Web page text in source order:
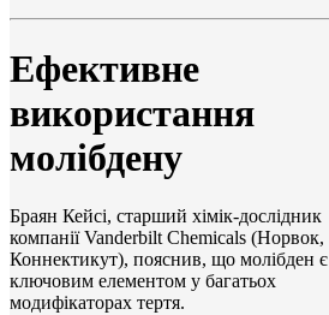
Ефективне
використання
молібдену
Браян Кейсі, старший хімік-дослідник
компанії Vanderbilt Chemicals (Норвок,
Коннектикут), пояснив, що молібден є
ключовим елементом у багатьох
модифікаторах тертя.